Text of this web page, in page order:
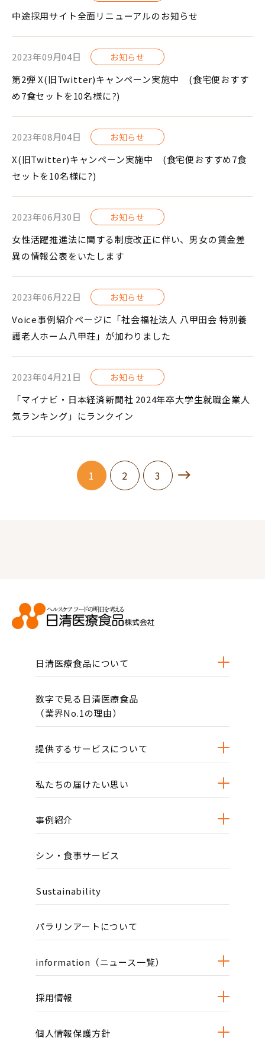
中途採用サイト全面リニューアルのお知らせ
2023年09月04日 お知らせ
第2弾 X(旧Twitter)キャンペーン実施中 (食宅便おすす
め7食セットを10名様に?)
2023年08月04日 お知らせ
X(旧Twitter)キャンペーン実施中 (食宅便おすすめ7食
セットを10名様に?)
2023年06月30日 お知らせ
女性活躍推進法に関する制度改正に伴い、男女の賃金差
異の情報公表をいたします
2023年06月22日 お知らせ
Voice事例紹介ページに「社会福祉法人 八甲田会 特別養
護老人ホーム八甲荘」が加わりました
2023年04月21日 お知らせ
「マイナビ・日本経済新聞社 2024年卒大学生就職企業人
気ランキング」にランクイン
1 2 3
日清医療食品について
数字で見る日清医療食品
（業界No.1の理由）
提供するサービスについて
私たちの届けたい思い
事例紹介
シン・食事サービス
Sustainability
パラリンアートについて
information（ニュース一覧）
採用情報
個人情報保護方針